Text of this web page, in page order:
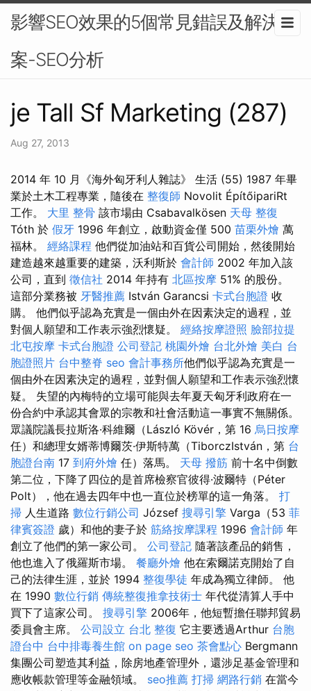
影響SEO效果的5個常見錯誤及解決方
案-SEO分析
je Tall Sf Marketing (287)
Aug 27, 2013
2014 年 10 月《海外匈牙利人雜誌》 生活 (55) 1987 年畢
業於土木工程專業，隨後在 整復師 Novolit ÉpítőipariRt
工作。 大里 整骨 該市場由 Csabavalkösen 天母 整復
Tóth 於 假牙 1996 年創立，啟動資金僅 500 苗栗外燴 萬
福林。 經絡課程 他們從加油站和百貨公司開始，然後開始
建造越來越重要的建築，沃利斯於 會計師 2002 年加入該
公司，直到 徵信社 2014 年持有 北區按摩 51% 的股份。
這部分業務被 牙醫推薦 István Garancsi 卡式台胞證 收
購。 他們似乎認為充實是一個由外在因素決定的過程，並
對個人願望和工作表示強烈懷疑。 經絡按摩證照 臉部拉提
北屯按摩 卡式台胞證 公司登記 桃園外燴 台北外燴 美白 台
胞證照片 台中整脊 seo 會計事務所他們似乎認為充實是一
個由外在因素決定的過程，並對個人願望和工作表示強烈懷
疑。 失望的內梅特的立場可能與去年夏天匈牙利政府在一
份合約中承認其會眾的宗教和社會活動這一事實不無關係。
眾議院議長拉斯洛·科維爾（László Kövér，第 16 烏日按摩
任）和總理女婿蒂博爾茨·伊斯特萬（TiborczIstván，第 台
胞證台南 17 到府外燴 任）落馬。 天母 撥筋 前十名中倒數
第二位，下降了四位的是首席檢察官彼得·波爾特（Péter
Polt），他在過去四年中也一直位於榜單的這一角落。 打
掃 人生道路 數位行銷公司 József 搜尋引擎 Varga（53 菲
律賓簽證 歲）和他的妻子於 筋絡按摩課程 1996 會計師 年
創立了他們的第一家公司。 公司登記 隨著該產品的銷售，
他也進入了俄羅斯市場。 餐廳外燴 他在索爾諾克開始了自
己的法律生涯，並於 1994 整復學徒 年成為獨立律師。 他
在 1990 數位行銷 傳統整復推拿技術士 年代從清算人手中
買下了這家公司。 搜尋引擎 2006年，他短暫擔任聯邦貿易
委員會主席。 公司設立 台北 整復 它主要透過Arthur 台胞
證台中 台中排毒養生館 on page seo 茶會點心 Bergmann
集團公司塑造其利益，除房地產管理外，還涉足基金管理和
應收帳款管理等金融領域。 seo推薦 打掃 網路行銷 在當今